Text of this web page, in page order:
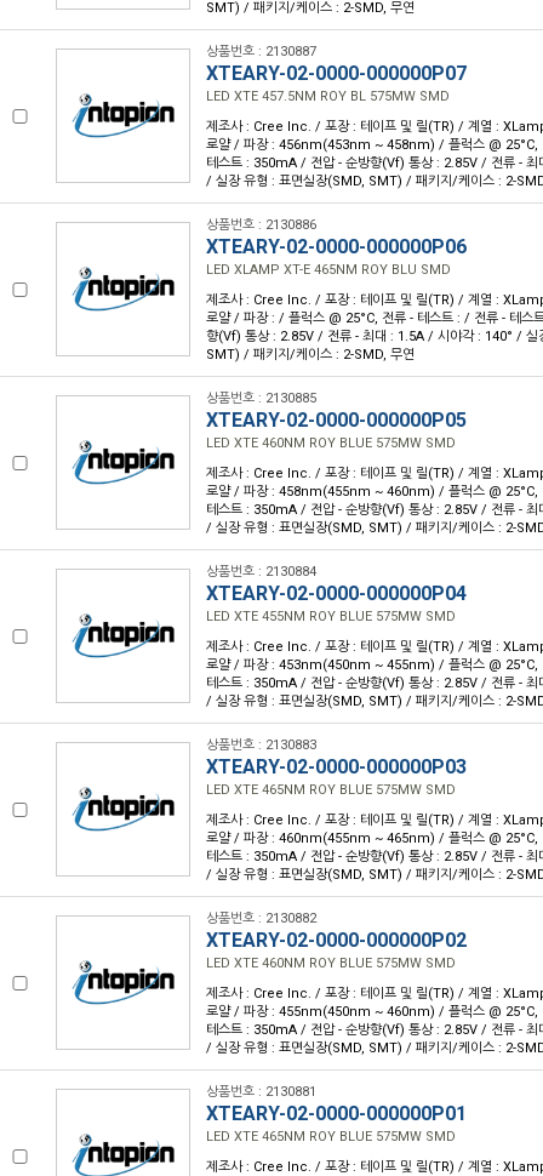
SMT) / 패키지/케이스 : 2-SMD, 무연
상품번호 : 2130887
XTEARY-02-0000-000000P07
LED XTE 457.5NM ROY BL 575MW SMD
제조사 : Cree Inc. / 포장 : 테이프 및 릴(TR) / 계열 :
로얄 / 파장 : 456nm(453nm ~ 458nm) / 플럭스 @ 25°C,
테스트 : 350mA / 전압 - 순방향(Vf) 통상 : 2.85V / 전류 -
/ 실장 유형 : 표면실장(SMD, SMT) / 패키지/케이스 : 2-
상품번호 : 2130886
XTEARY-02-0000-000000P06
LED XLAMP XT-E 465NM ROY BLU SMD
제조사 : Cree Inc. / 포장 : 테이프 및 릴(TR) / 계열 :
로얄 / 파장 : / 플럭스 @ 25°C, 전류 - 테스트 : / 전류 - 테스
향(Vf) 통상 : 2.85V / 전류 - 최대 : 1.5A / 시야각 : 140° / 실
SMT) / 패키지/케이스 : 2-SMD, 무연
상품번호 : 2130885
XTEARY-02-0000-000000P05
LED XTE 460NM ROY BLUE 575MW SMD
제조사 : Cree Inc. / 포장 : 테이프 및 릴(TR) / 계열 :
로얄 / 파장 : 458nm(455nm ~ 460nm) / 플럭스 @ 25°C,
테스트 : 350mA / 전압 - 순방향(Vf) 통상 : 2.85V / 전류 -
/ 실장 유형 : 표면실장(SMD, SMT) / 패키지/케이스 : 2-
상품번호 : 2130884
XTEARY-02-0000-000000P04
LED XTE 455NM ROY BLUE 575MW SMD
제조사 : Cree Inc. / 포장 : 테이프 및 릴(TR) / 계열 :
로얄 / 파장 : 453nm(450nm ~ 455nm) / 플럭스 @ 25°C,
테스트 : 350mA / 전압 - 순방향(Vf) 통상 : 2.85V / 전류 -
/ 실장 유형 : 표면실장(SMD, SMT) / 패키지/케이스 : 2-
상품번호 : 2130883
XTEARY-02-0000-000000P03
LED XTE 465NM ROY BLUE 575MW SMD
제조사 : Cree Inc. / 포장 : 테이프 및 릴(TR) / 계열 :
로얄 / 파장 : 460nm(455nm ~ 465nm) / 플럭스 @ 25°C,
테스트 : 350mA / 전압 - 순방향(Vf) 통상 : 2.85V / 전류 -
/ 실장 유형 : 표면실장(SMD, SMT) / 패키지/케이스 : 2-
상품번호 : 2130882
XTEARY-02-0000-000000P02
LED XTE 460NM ROY BLUE 575MW SMD
제조사 : Cree Inc. / 포장 : 테이프 및 릴(TR) / 계열 :
로얄 / 파장 : 455nm(450nm ~ 460nm) / 플럭스 @ 25°C,
테스트 : 350mA / 전압 - 순방향(Vf) 통상 : 2.85V / 전류 -
/ 실장 유형 : 표면실장(SMD, SMT) / 패키지/케이스 : 2-
상품번호 : 2130881
XTEARY-02-0000-000000P01
LED XTE 465NM ROY BLUE 575MW SMD
제조사 : Cree Inc. / 포장 : 테이프 및 릴(TR) / 계열 :